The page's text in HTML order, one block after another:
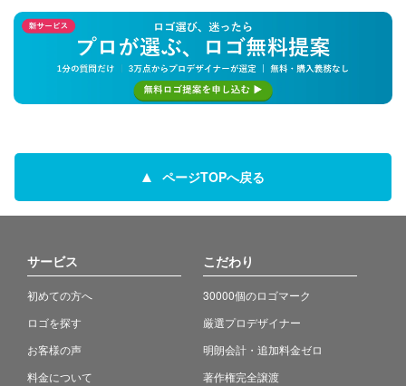
ページTOPへ戻る
サービス
初めての方へ
ロゴを探す
お客様の声
料金について
こだわり
30000個のロゴマーク
厳選プロデザイナー
明朗会計・追加料金ゼロ
著作権完全譲渡